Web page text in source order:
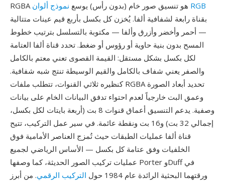
RGBA هو تنسيق صور خام (بدون رأس) يوسع نموذج ألوان RGB
بقناة رابعة لشفافية ألفا. يُخزن كل بكسل بأربع قيم عينات متتالية
— أحمر وأخضر وأزرق وألفا — مكتوبة بالتسلسل بترتيب خطوط
المسح بدون بنية حاوية أو رؤوس أو ضغط. تحدد قناة ألفا العتامة
لكل بكسل بشكل مستقل: القيمة القصوى تعني معتم بالكامل
والصفر يعني شفاف بالكامل والقيم الوسيطة تنتج شبه شفافية.
كنظيره ثلاثي القنوات، تتطلب ملفات RGBA تحديد أبعاد الصورة
وعمق البت خارجياً لعدم احتواء تدفق البيانات الخام على بيانات
وصفية. يدعم التنسيق أعماق قنوات 8 بت (أربعة بايتات لكل بكسل،
إجمالي 32 بت) و16 بت ونقطة عائمة. في سير عمل التركيب، تتيح
قناة ألفا عمليات الطبقات حيث تُمزج العناصر الأمامية فوق
الخلفيات وفق عتامة كل بكسل — الأساس الرياضي لجميع
عمليات تركيب الصور الحديثة، كما وصفها Porter وDuff في
ورقتهما البحثية الرائدة عام 1984 حول
التركيب الرقمي. من أبرز